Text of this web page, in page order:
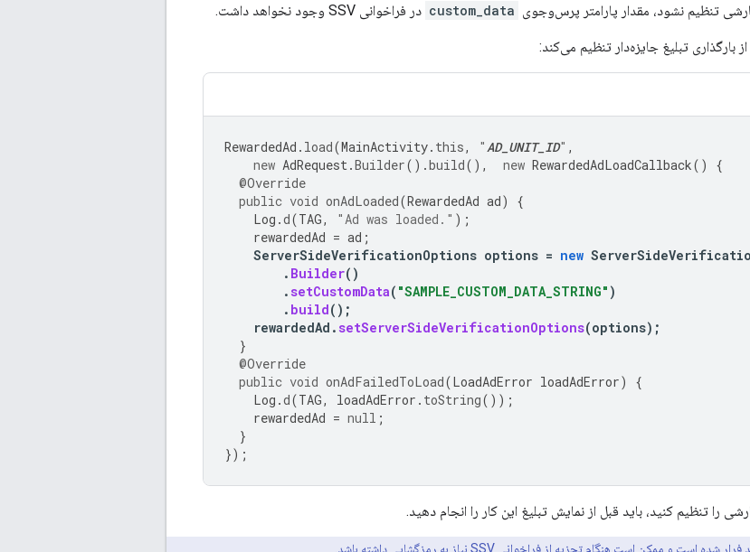
تنظیم نشود، مقدار پارامتر پرس‌وجوی custom_data در فراخوانی SSV وجود نخواهد داشت.
RewardedAd . load(MainActivity. this, "AD_UNIT_ID" ,
new AdRequest.Builder().build(), new RewardedAdLoadCallback()
{
@Override
public void onAdLoaded(RewardedAd ad)
{
Log .d(TAG, "Ad was loaded." );
rewardedAd = ad ;
ServerSideVerificationOptions options = new
. Builder()
. setCustomData( "SAMPLE_CUSTOM_DATA_STRING" )
. build();
rewardedAd . setServerSideVerificationOptions(options);
}
@Override
public void onAdFailedToLoad(LoadAdError loadAdError)
{
Log .d(TAG, loadAdError . toString());
rewardedAd = null ;
}
});
را تنظیم کنید، باید قبل از نمایش تبلیغ این کار را انجام دهید.
فرار شده است و ممکن است هنگام تجزیه از فراخوانی SSV نیاز به رمزگشایی داشته باشد.